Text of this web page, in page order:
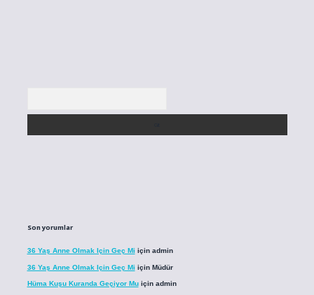
Son yorumlar
36 Yaş Anne Olmak Için Geç Mi için admin
36 Yaş Anne Olmak Için Geç Mi için Müdür
Hüma Kuşu Kuranda Geçiyor Muiçin admin